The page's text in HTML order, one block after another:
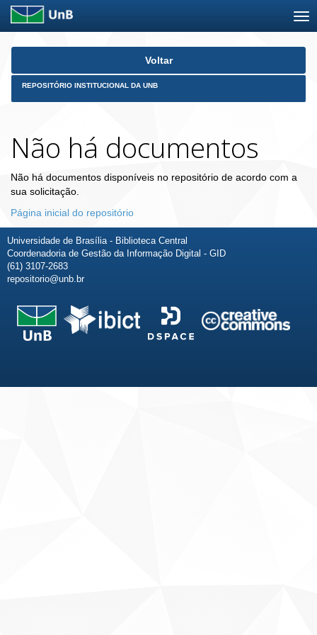
Skip
Voltar
REPOSITÓRIO INSTITUCIONAL DA UNB
Não há documentos
Não há documentos disponíveis no repositório de acordo com a
sua solicitação.
Página inicial do repositório
Universidade de Brasília - Biblioteca Central
Coordenadoria de Gestão da Informação Digital - GID
(61) 3107-2683
repositorio@unb.br